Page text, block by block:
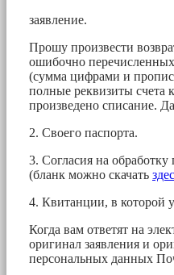
заявление.
Прошу произвести
ошибочно
(сумма цифрами и
полные реквизиты счета
произведено списание.
2. Своего паспорта.
3. Согласия на
(бланк можно скачать
4. Квитанции, в которой
Когда вам ответят на
оригинал заявления и
персональных данных